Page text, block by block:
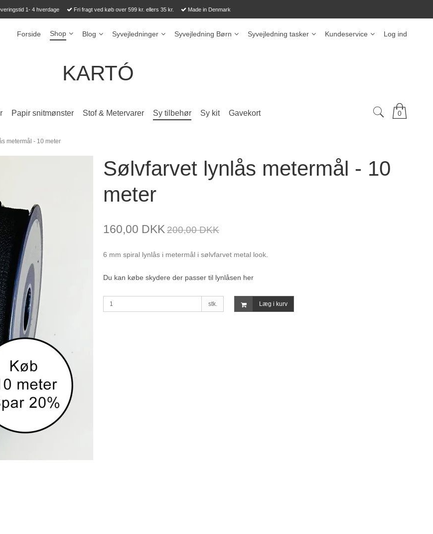
1- 4 hverdage Fri fragt ved køb over 599 kr. ellers 35 kr. Made in Denmark
Forside Shop Blog Syvejledninger Syvejledning Børn Syvejledning tasker Kundeservice Log ind
KARTÓ
0
Papir snitmønster Stof & Metervarer Sy tilbehør Sy kit Gavekort
metermål - 10 meter
Sølvfarvet lynlås metermål - 10
meter
160,00 DKK 200,00 DKK
6 mm spiral lynlås i metermål i sølvfarvet metal look.
Du kan købe skydere der passer til lynlåsen her
stk. Læg i kurv